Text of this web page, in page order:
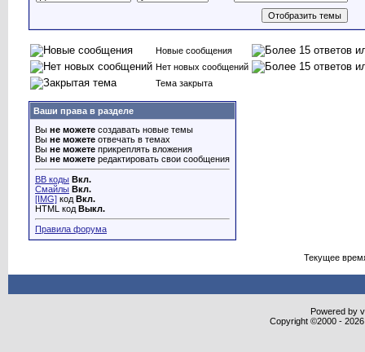
Новые сообщения
Нет новых сообщений
Тема закрыта
Ваши права в разделе
Вы не можете создавать новые темы
Вы не можете отвечать в темах
Вы не можете прикреплять вложения
Вы не можете редактировать свои сообщения
BB коды Вкл.
Смайлы Вкл.
[IMG] код Вкл.
HTML код Выкл.
Правила форума
Текущее
Powered by
Copyright ©2000 -